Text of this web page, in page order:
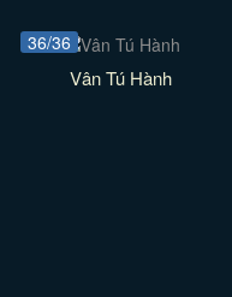
36/36
Vân Tú Hành